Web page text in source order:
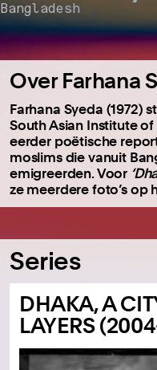
Bangladesh
Over Farhana
Farhana Syeda (1972)
South Asian Institute
eerder poëtische
moslims die vanuit
emigreerden. Voor
ze meerdere foto’s op
Series
DHAKA, A
LAYERS